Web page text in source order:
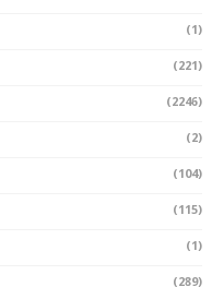
(289)
(359)
(1)
(86)
(2)
(1)
(520)
(3)